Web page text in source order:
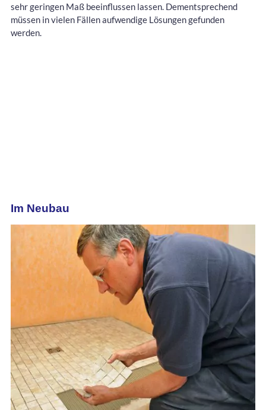
sehr geringen Maß beeinflussen lassen. Dementsprechend
müssen in vielen Fällen aufwendige Lösungen gefunden
werden.
Im Neubau